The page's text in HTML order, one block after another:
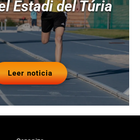
Estadi del Túria
Leer noticia